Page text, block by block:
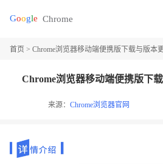
首页 > Chrome浏览器移动端便携版下载与版本
Chrome浏览器移动端便携版下
来源：Chrome浏览器官网